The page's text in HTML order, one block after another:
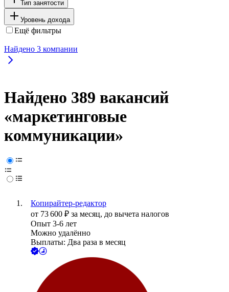
Тип занятости
Уровень дохода
Ещё фильтры
Найдено 3 компании
Найдено 389 вакансий
«маркетинговые
коммуникации»
Копирайтер-редактор
от 73 600 ₽ за месяц, до вычета налогов
Опыт 3-6 лет
Можно удалённо
Выплаты: Два раза в месяц